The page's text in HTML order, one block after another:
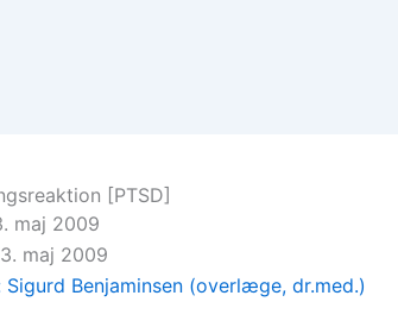
[PTSD]
maj 2009
maj 2009
Benjaminsen (overlæge, dr.med.)